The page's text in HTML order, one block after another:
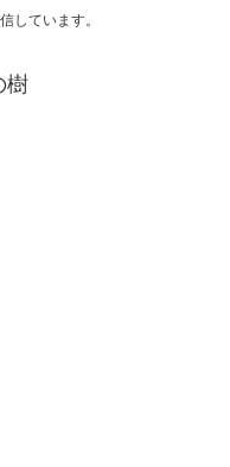
しています。
樹